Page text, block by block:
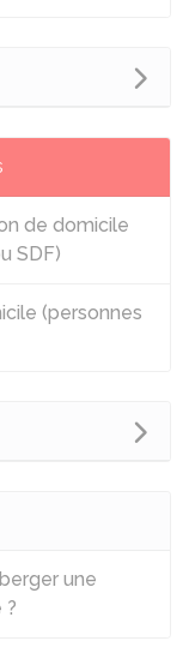
de domicile
SDF)
(personnes
une
?